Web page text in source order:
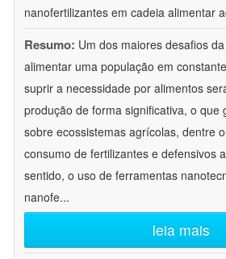
nanofertilizantes em cadeia alimentar
Resumo: Um dos maiores desafios
alimentar uma população em
suprir a necessidade por alimentos
produção de forma significativa, o que
sobre ecossistemas agrícolas, dentre
consumo de fertilizantes e defensivos
sentido, o uso de ferramentas
nanofe...
leia mais